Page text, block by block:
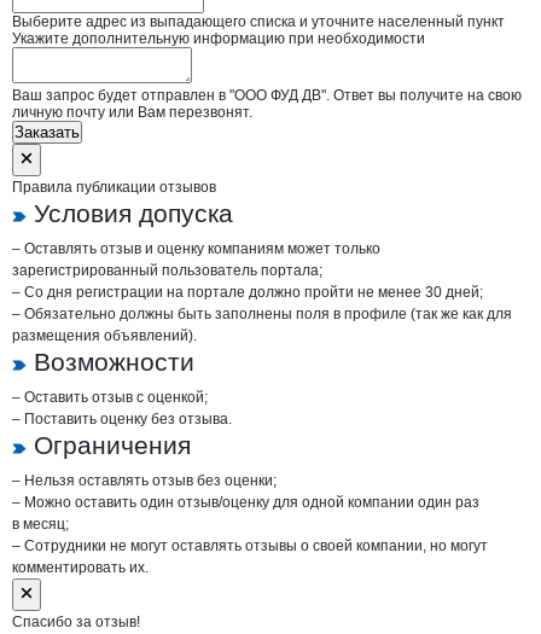
Выберите адрес из выпадающего списка и уточните населенный пункт
Укажите дополнительную информацию при необходимости
Ваш запрос будет отправлен в "ООО ФУД ДВ". Ответ вы получите на свою
личную почту или Вам перезвонят.
Заказать
Правила публикации отзывов
Условия допуска
– Оставлять отзыв и оценку компаниям может только
зарегистрированный пользователь портала;
– Со дня регистрации на портале должно пройти не менее 30 дней;
– Обязательно должны быть заполнены поля в профиле (так же как для
размещения объявлений).
Возможности
– Оставить отзыв с оценкой;
– Поставить оценку без отзыва.
Ограничения
– Нельзя оставлять отзыв без оценки;
– Можно оставить один отзыв/оценку для одной компании один раз
в месяц;
– Сотрудники не могут оставлять отзывы о своей компании, но могут
комментировать их.
Спасибо за отзыв!